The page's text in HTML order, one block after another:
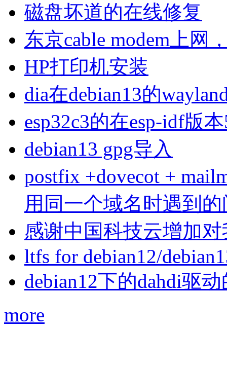
磁盘坏道的在线修复
东京cable modem上网
HP打印机安装
dia在debian13的
esp32c3的在esp-idf版
debian13 gpg导入
postfix +dovecot +
用同一个域名时遇到
感谢中国科技云增加
ltfs for debian12/
debian12下的dahdi驱动
more